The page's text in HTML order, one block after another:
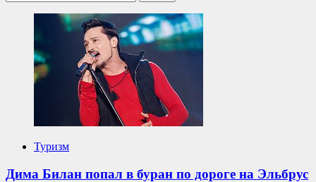
Туризм
Дима Билан попал в буран по дороге на Эльбрус